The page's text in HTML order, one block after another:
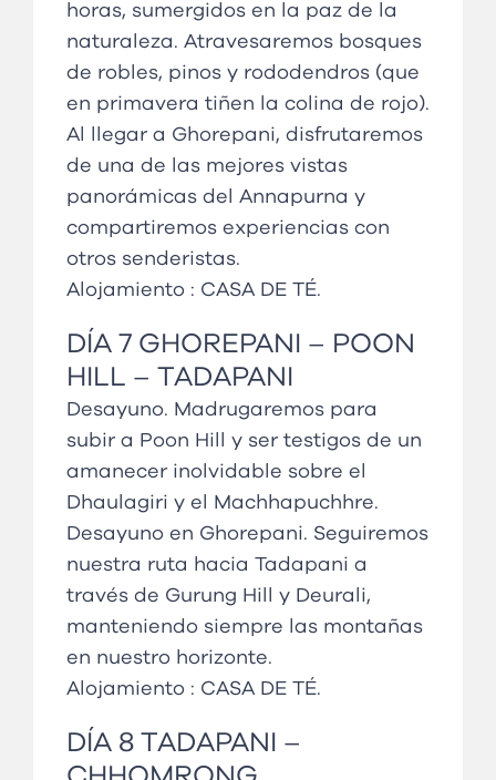
horas, sumergidos en la paz de la
naturaleza. Atravesaremos bosques
de robles, pinos y rododendros (que
en primavera tiñen la colina de rojo).
Al llegar a Ghorepani, disfrutaremos
de una de las mejores vistas
panorámicas del Annapurna y
compartiremos experiencias con
otros senderistas.
Alojamiento : CASA DE TÉ.
DÍA 7 GHOREPANI – POON
HILL – TADAPANI
Desayuno. Madrugaremos para
subir a Poon Hill y ser testigos de un
amanecer inolvidable sobre el
Dhaulagiri y el Machhapuchhre.
Desayuno en Ghorepani. Seguiremos
nuestra ruta hacia Tadapani a
través de Gurung Hill y Deurali,
manteniendo siempre las montañas
en nuestro horizonte.
Alojamiento : CASA DE TÉ.
DÍA 8 TADAPANI –